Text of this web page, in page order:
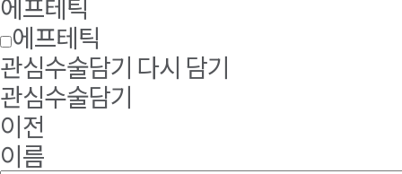
에프테틱
에프테틱
관심수술담기 다시 담기
관심수술담기
이전
이름